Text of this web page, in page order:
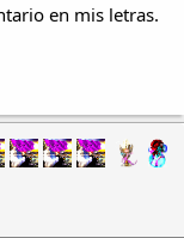
en mis letras.